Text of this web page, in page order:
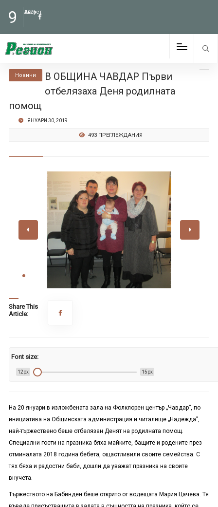
9 Август
2026
Новини
В ОБЩИНА ЧАВДАР Първи
отбелязаха Деня родилната
помощ
ЯНУАРИ 30, 2019
493 ПРЕГЛЕЖДАНИЯ
Share This
Article:
Font size:
12px 15px
На 20 януари в изложбената зала на Фолклорен център „Чавдар”, по
инициатива на Общинската администрация и читалище „Надежда”,
най-тържествено беше отбелязан Денят на родилната помощ.
Специални гости на празника бяха майките, бащите и родените през
отминалата 2018 година бебета, ощастливили своите семейства. С
тях бяха и радостни баби, дошли да уважат празника на своите
внучета.
Тържеството на Бабинден беше открито от водещата Мария Цачева. Тя